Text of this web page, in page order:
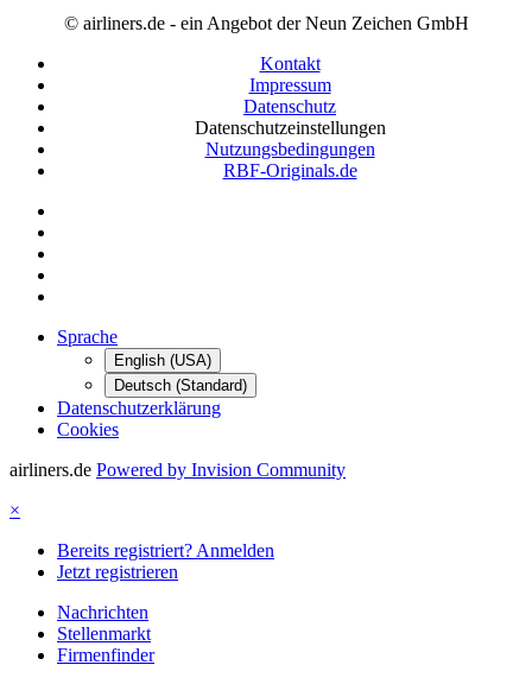
© airliners.de - ein Angebot der Neun Zeichen GmbH
Kontakt
Impressum
Datenschutz
Datenschutzeinstellungen
Nutzungsbedingungen
RBF-Originals.de
Sprache
English (USA)
Deutsch (Standard)
Datenschutzerklärung
Cookies
airliners.de Powered by Invision Community
×
Bereits registriert? Anmelden
Jetzt registrieren
Nachrichten
Stellenmarkt
Firmenfinder